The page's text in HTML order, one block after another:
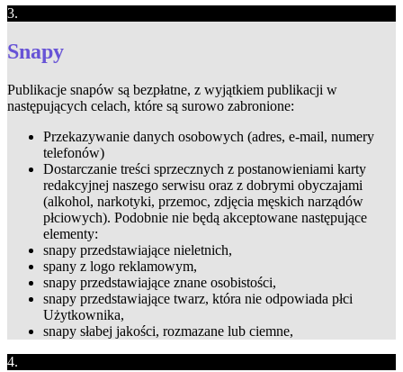
3.
Snapy
Publikacje snapów są bezpłatne, z wyjątkiem publikacji w
następujących celach, które są surowo zabronione:
Przekazywanie danych osobowych (adres, e-mail, numery
telefonów)
Dostarczanie treści sprzecznych z postanowieniami karty
redakcyjnej naszego serwisu oraz z dobrymi obyczajami
(alkohol, narkotyki, przemoc, zdjęcia męskich narządów
płciowych). Podobnie nie będą akceptowane następujące
elementy:
snapy przedstawiające nieletnich,
spany z logo reklamowym,
snapy przedstawiające znane osobistości,
snapy przedstawiające twarz, która nie odpowiada płci
Użytkownika,
snapy słabej jakości, rozmazane lub ciemne,
4.